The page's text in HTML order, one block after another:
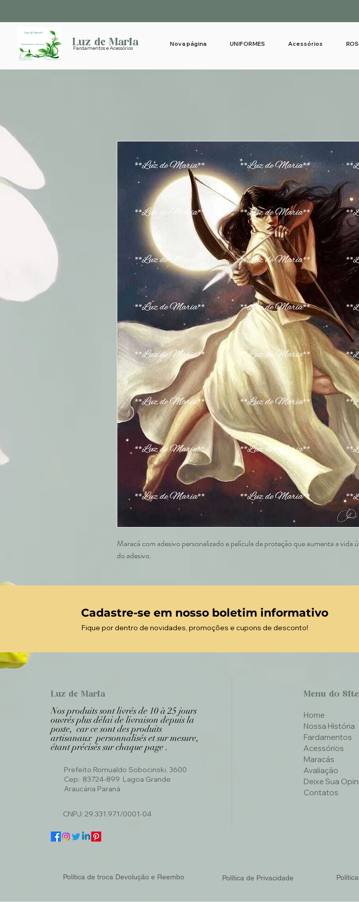
Luz de Maria
Fardamentos e Acessórios
Nova página UNIFORMES Acessórios
Maracá com adesivo personalizado e película de proteção que aumenta a vida
do adesivo.
Cadastre-se em nosso boletim informativo
Fique por dentro de novidades, promoções e cupons de desconto!
Luz de Maria
Nos produits sont livrés de 10 à 25 jours
ouvrés plus délai de livraison depuis la
poste, car ce sont des produits
artisanaux personnalisés et sur mesure,
étant précisés sur chaque page .
Prefeito Romualdo Sobocinski, 3600
Cep: 83724-899 Lagoa Grande
Araucária Paraná
CNPJ: 29.331.971/0001-04
Menu do Site
Home
Nossa História
Fardamentos
Acessórios
Maracás
Avaliação
Deixe Sua
Contatos
Política de troca Devolução e Reembo Política de Privacidade